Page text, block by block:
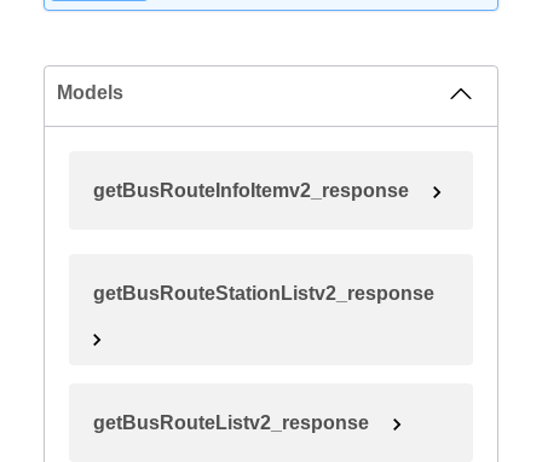
Models
getBusRouteInfoItemv2_response
getBusRouteStationListv2_response
getBusRouteListv2_response